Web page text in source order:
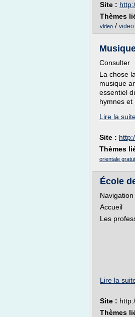
Site :
Thèmes
video / video
Consulter
La chose
musique
essentiel
hymnes et
Lire la
Site :
Thèmes
orientale
École
Navigation
Accueil
Les
Lire la
Site :
Thèmes